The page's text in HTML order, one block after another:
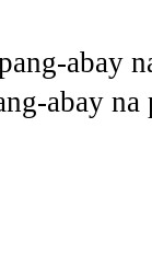
abay
abay na